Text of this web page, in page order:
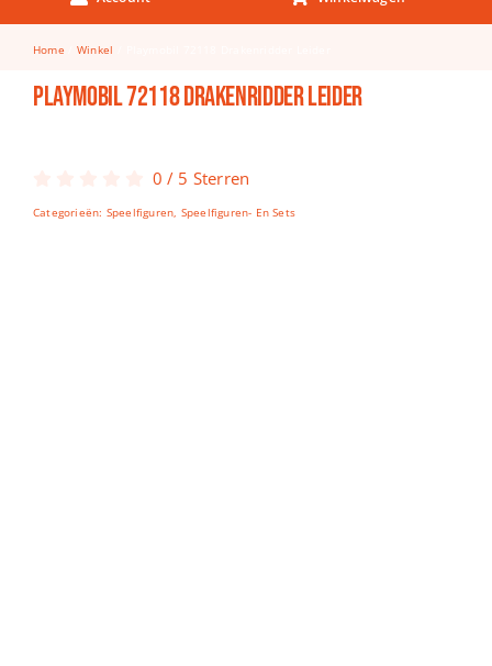
Keuken & Tafelen
Kinderfietsen
Knutselen
Spellen
Home Winkel
Playmobil 72118 Drakenridder Leider
0 / 5 Sterren
Categorieën: Speelfiguren, Speelfiguren- En Sets